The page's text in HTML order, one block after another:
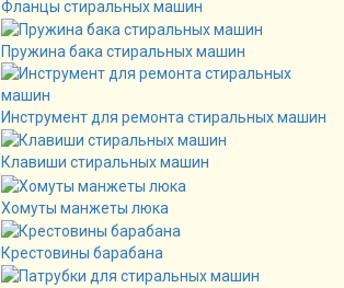
Фланцы стиральных машин
Пружина бака стиральных машин
Инструмент для ремонта стиральных машин
Клавиши стиральных машин
Хомуты манжеты люка
Крестовины барабана